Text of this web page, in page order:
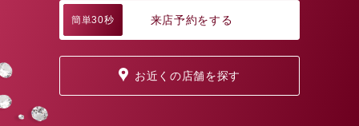
簡単30秒 来店予約をする
お近くの店舗を探す